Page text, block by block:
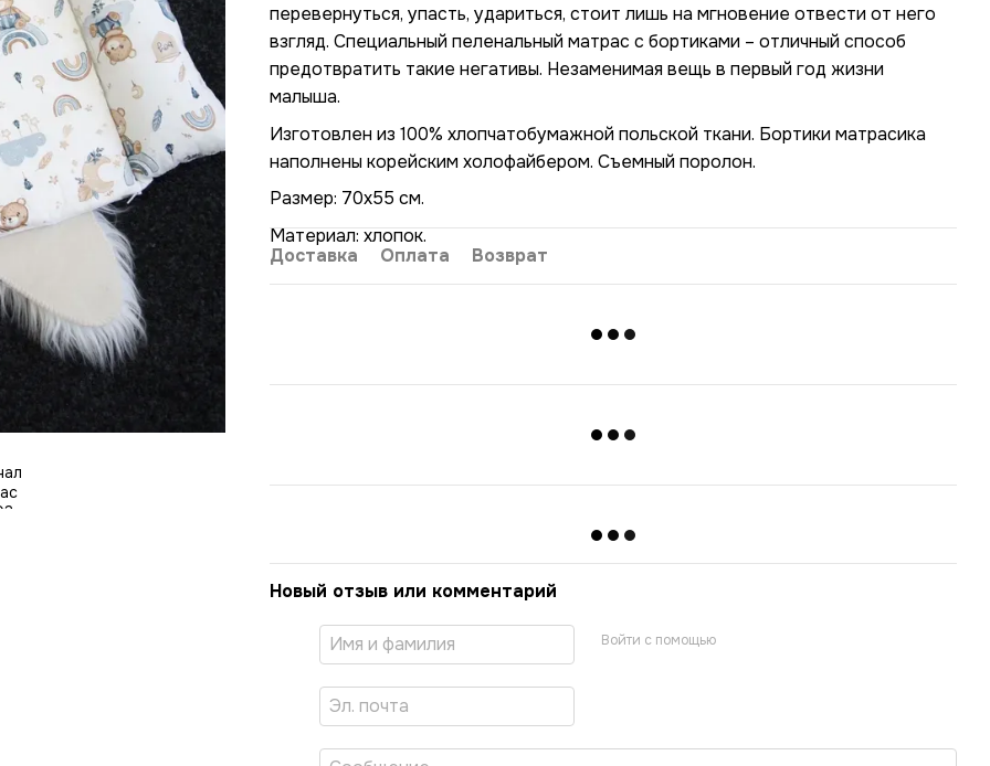
перевернуться, упасть, удариться, стоит лишь на мгновение отвести от него
взгляд. Специальный пеленальный матрас с бортиками – отличный способ
предотвратить такие негативы. Незаменимая вещь в первый год жизни
малыша.
Изготовлен из 100% хлопчатобумажной польской ткани. Бортики матрасика
наполнены корейским холофайбером. Съемный поролон.
Размер: 70х55 см.
Материал: хлопок.
Доставка
Оплата Возврат
Новый отзыв или комментарий
Войти с помощью